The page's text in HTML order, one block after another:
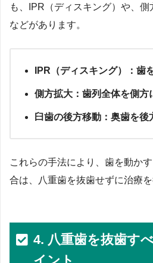
も、IPR（ディスキング）や、
などがあります。
IPR（ディスキング）：歯
側方拡大：歯列全体を側方
臼歯の後方移動：奥歯を
これらの手法により、歯を動か
合は、八重歯を抜歯せずに治療を
4. 八重歯を抜歯す